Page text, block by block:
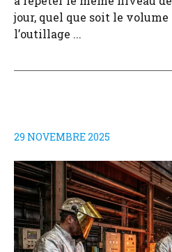
jour, quel que soit le volume
l’outillage ...
29 NOVEMBRE 2025